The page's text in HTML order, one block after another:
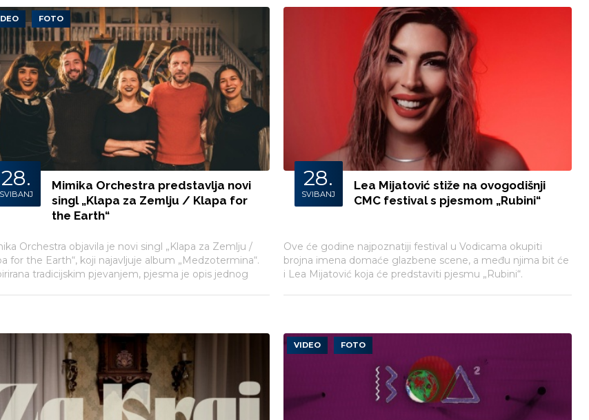
FOTO
28.
SVIBANJ
Mimika Orchestra predstavlja novi
singl „Klapa za Zemlju / Klapa for
the Earth“
Orchestra objavila je novi singl „Klapa za Zemlju /
for the Earth“, koji najavljuje album „Medzotermina“.
tradicijskim pjevanjem, pjesma je opis jednog
28.
SVIBANJ
Lea Mijatović stiže na ovogodišnji
CMC festival s pjesmom „Rubini“
Ove će godine najpoznatiji festival u Vodicama okupiti
brojna imena domaće glazbene scene, a među njima bit će
i Lea Mijatović koja će predstaviti pjesmu „Rubini“.
VIDEO FOTO